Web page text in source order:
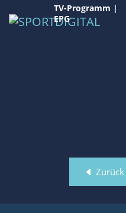
TV-Programm |
EPG
Zurück